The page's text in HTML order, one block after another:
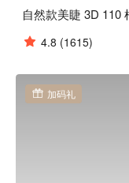
自然款美睫 3D 110
4.8 (1615)
加码礼